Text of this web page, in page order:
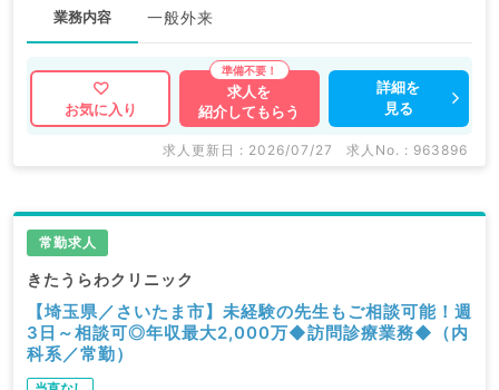
業務内容 一般外来
お気に入り
求人を
紹介してもらう
詳細を
見る
求人更新日 : 2026/07/27 求人No. : 963896
常勤求人
きたうらわクリニック
【埼玉県／さいたま市】未経験の先生もご相談可能！週
3日～相談可◎年収最大2,000万◆訪問診療業務◆（内
科系／常勤）